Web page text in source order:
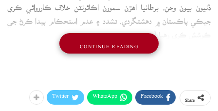
ڏنيون پيون وڃن، برطانيا اهڙن سمورن اڪائونٽن خلاف ڪارروائي ڪري
جيڪي پاڪستان ۾ دهشتگردي، تشدد ۽ عدم استحڪام پيدا ڪرڻ جي
ڪوشش ڪري رهيا آهن.
پاڪستاني حڪومت ناڪاري سرگرمين ۾ ملوث ماڻهن خلاف ڪارروائي لاءِ
برطانوي هوم آفيس کي خط لکيو آهي، جنهن ۾ چيو ويو آهي ته پي ٽي آءِ
خط ۾ واضح ڪيو ويو آهي ته اهو مواد نه بيان بازي ۽ نه ئي سياسي، هي
Facebook
WhatsApp
Twitter